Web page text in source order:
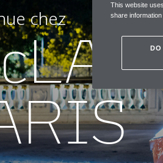
chez
This website
share
DO